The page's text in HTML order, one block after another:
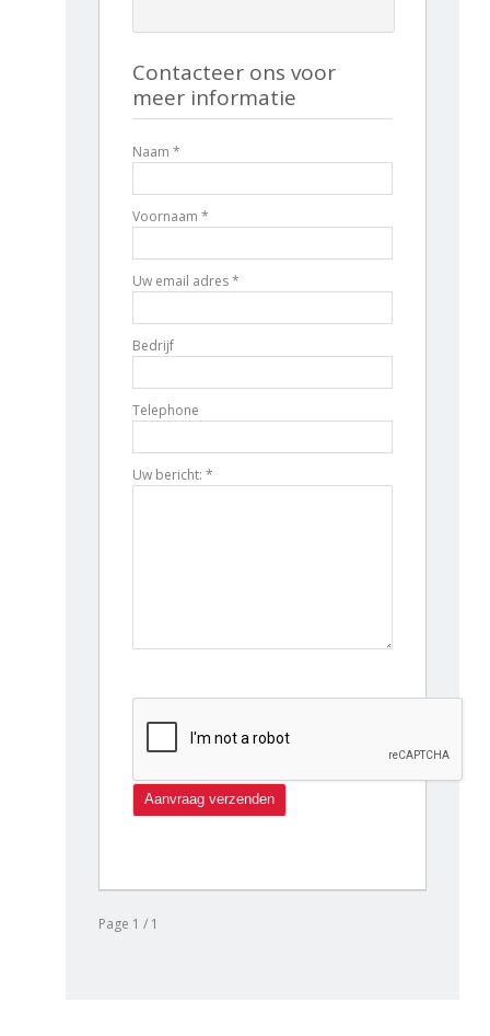
Contacteer ons voor
meer informatie
Naam *
Voornaam *
Uw email adres *
Bedrijf
Telephone
Uw bericht: *
Page 1 / 1